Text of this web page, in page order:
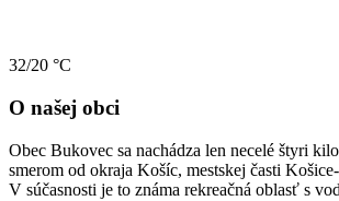
32/20 °C
O našej obci
Obec Bukovec sa nachádza len necelé štyri
smerom od okraja Košíc, mestskej časti
V súčasnosti je to známa rekreačná oblasť s